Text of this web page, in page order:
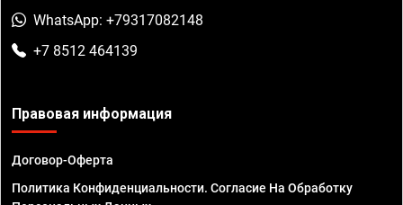
WhatsApp: +79317082148
+7 8512 464139
Правовая информация
Договор-Оферта
Политика Конфиденциальности. Согласие На Обработку